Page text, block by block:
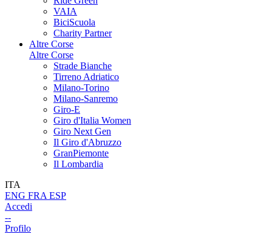
VAIA
BiciScuola
Charity Partner
Altre Corse
Altre Corse
Strade Bianche
Tirreno Adriatico
Milano-Torino
Milano-Sanremo
Giro-E
Giro d'Italia Women
Giro Next Gen
Il Giro d'Abruzzo
GranPiemonte
Il Lombardia
ITA
ENG FRA ESP
Accedi
--
Profilo